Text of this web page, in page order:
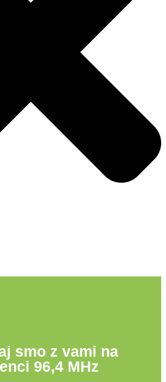
smo z vami na
96,4 MHz